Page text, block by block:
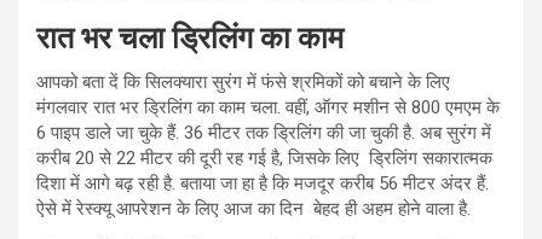
रात भर चला ड्रिलिंग का काम
आपको बता दें कि सिलक्यारा सुरंग में फंसे श्रमिकों को बचाने के लिए
मंगलवार रात भर ड्रिलिंग का काम चला. वहीं, ऑगर मशीन से 800 एमएम के
6 पाइप डाले जा चुके हैं. 36 मीटर तक ड्रिलिंग की जा चुकी है. अब सुरंग में
करीब 20 से 22 मीटर की दूरी रह गई है, जिसके लिए ड्रिलिंग सकारात्मक
दिशा में आगे बढ़ रही है. बताया जा हा है कि मजदूर करीब 56 मीटर अंदर हैं.
ऐसे में रेस्क्यू आपरेशन के लिए आज का दिन बेहद ही अहम होने वाला है.